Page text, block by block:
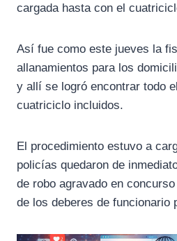
cargada hasta con el
Así fue como este jueves la
allanamientos para los
y allí se logró encontrar todo
cuatriciclo incluidos.
El procedimiento estuvo a
policías quedaron de
de robo agravado en
de los deberes de funcionario